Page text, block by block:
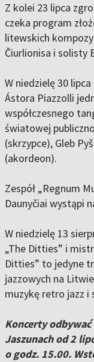
Z kolei 23 lipca
czeka program
litewskich
Čiurlionisa i solisty
W niedzielę 30
Ástora Piazzolli
współczesnego
światowej
(skrzypce), Gleb
(akordeon).
Zespół „Regnum
Daunyčiai wystąpi
W niedzielę 13
„The Ditties” i
Ditties” to jedyne
jazzowych na
muzykę retro jazz i
Koncerty odbywać
Jaszunach od 2
o godz. 15.00.